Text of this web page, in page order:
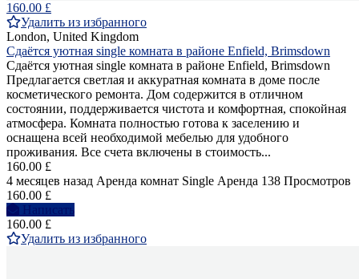
160.00 £
Удалить из избранного
London, United Kingdom
Сдаётся уютная single комната в районе Enfield, Brimsdown
Сдаётся уютная single комната в районе Enfield, Brimsdown
Предлагается светлая и аккуратная комната в доме после
косметического ремонта. Дом содержится в отличном
состоянии, поддерживается чистота и комфортная, спокойная
атмосфера. Комната полностью готова к заселению и
оснащена всей необходимой мебелью для удобного
проживания. Все счета включены в стоимость...
160.00 £
4 месяцев назад Аренда комнат Single Аренда 138 Просмотров
160.00 £
Написать
160.00 £
Удалить из избранного